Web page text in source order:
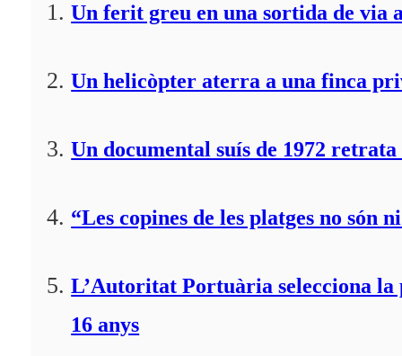
Un ferit greu en una sortida de via
Un helicòpter aterra a una finca
Un documental suís de 1972
“Les copines de les platges no
L’Autoritat Portuària selecciona
16 anys